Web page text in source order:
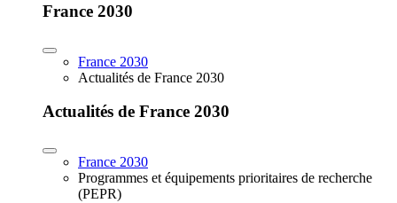
France 2030
France 2030
Actualités de France 2030
Actualités de France 2030
France 2030
Programmes et équipements prioritaires de recherche
(PEPR)